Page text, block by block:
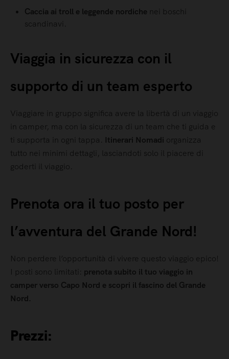
Caccia ai troll e leggende nordiche nei boschi
scandinavi.
Viaggia in sicurezza con il
supporto di un team esperto
Viaggiare in gruppo significa avere la libertà di un viaggio
in camper, ma con la sicurezza di un team che ti guida e
ti supporta in ogni tappa. Itinerari Nomadi organizza
tutto nei minimi dettagli, lasciandoti solo il piacere di
goderti il viaggio.
Prenota ora il tuo posto per
l’avventura del Grande Nord!
Non perdere l’opportunità di vivere questo viaggio epico!
I posti sono limitati: prenota subito il tuo viaggio in
camper verso Capo Nord e scopri il fascino del Grande
Nord.
Prezzi: